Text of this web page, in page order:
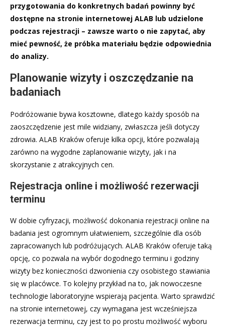
przygotowania do konkretnych badań powinny być
dostępne na stronie internetowej ALAB lub udzielone
podczas rejestracji – zawsze warto o nie zapytać, aby
mieć pewność, że próbka materiału będzie odpowiednia
do analizy.
Planowanie wizyty i oszczędzanie na
badaniach
Podróżowanie bywa kosztowne, dlatego każdy sposób na
zaoszczędzenie jest mile widziany, zwłaszcza jeśli dotyczy
zdrowia. ALAB Kraków oferuje kilka opcji, które pozwalają
zarówno na wygodne zaplanowanie wizyty, jak i na
skorzystanie z atrakcyjnych cen.
Rejestracja online i możliwość rezerwacji
terminu
W dobie cyfryzacji, możliwość dokonania rejestracji online na
badania jest ogromnym ułatwieniem, szczególnie dla osób
zapracowanych lub podróżujących. ALAB Kraków oferuje taką
opcję, co pozwala na wybór dogodnego terminu i godziny
wizyty bez konieczności dzwonienia czy osobistego stawiania
się w placówce. To kolejny przykład na to, jak nowoczesne
technologie laboratoryjne wspierają pacjenta. Warto sprawdzić
na stronie internetowej, czy wymagana jest wcześniejsza
rezerwacja terminu, czy jest to po prostu możliwość wyboru